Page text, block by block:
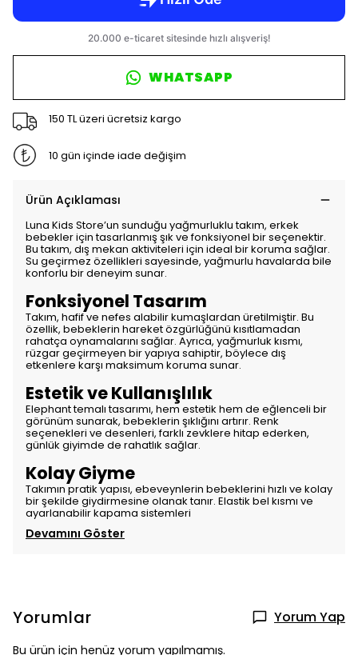
WHATSAPP
150 TL üzeri ücretsiz kargo
10 gün içinde iade değişim
Ürün Açıklaması
Luna Kids Store’un sunduğu yağmurluklu takım, erkek
bebekler için tasarlanmış şık ve fonksiyonel bir seçenektir.
Bu takım, dış mekan aktiviteleri için ideal bir koruma sağlar.
Su geçirmez özellikleri sayesinde, yağmurlu havalarda bile
konforlu bir deneyim sunar.
Fonksiyonel Tasarım
Takım, hafif ve nefes alabilir kumaşlardan üretilmiştir. Bu
özellik, bebeklerin hareket özgürlüğünü kısıtlamadan
rahatça oynamalarını sağlar. Ayrıca, yağmurluk kısmı,
rüzgar geçirmeyen bir yapıya sahiptir, böylece dış
etkenlere karşı maksimum koruma sunar.
Estetik ve Kullanışlılık
Elephant temalı tasarımı, hem estetik hem de eğlenceli bir
görünüm sunarak, bebeklerin şıklığını artırır. Renk
seçenekleri ve desenleri, farklı zevklere hitap ederken,
günlük giyimde de rahatlık sağlar.
Kolay Giyme
Takımın pratik yapısı, ebeveynlerin bebeklerini hızlı ve kolay
bir şekilde giydirmesine olanak tanır. Elastik bel kısmı ve
ayarlanabilir kapama sistemleri
Devamını Göster
Yorumlar Yorum Yap
Bu ürün için henüz yorum yapılmamış.